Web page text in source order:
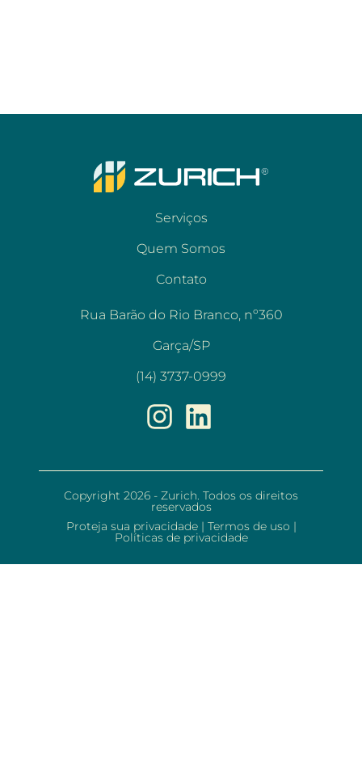
Serviços
Quem Somos
Contato
Rua Barão do Rio Branco, nº360
Garça/SP
(14) 3737-0999
Copyright 2026 - Zurich. Todos os direitos
reservados
Proteja sua privacidade | Termos de uso |
Políticas de privacidade